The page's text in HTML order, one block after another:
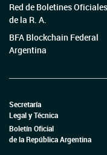
Red de Boletines Oficiales
de la R. A.
BFA Blockchain Federal
Argentina
Secretaría
Legal y Técnica
Boletín Oficial
de la República Argentina